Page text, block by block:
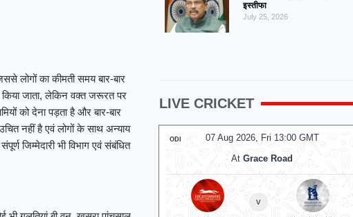
लोगों का कीमती समय बार-बार
किया जाता, लेकिन वक्त जरूरत पर
को देना पड़ता है और बार-बार
नहीं है एवं लोगों के साथ अन्याय
जिम्मेदारी भी विभाग एवं संबंधित
इस्तीफा
July 25, 2026
LIVE CRICKET
07 Aug 2026, Fri 13:00 GMT
ODI
At Grace Road
v